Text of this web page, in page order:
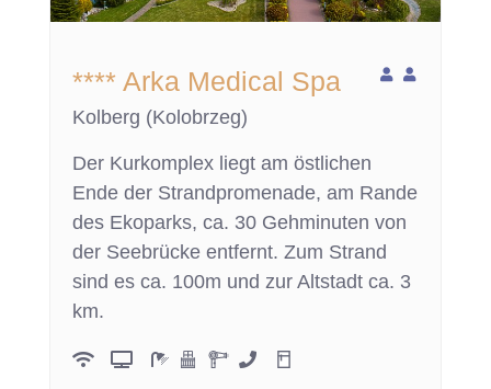
**** Arka Medical Spa
Kolberg (Kolobrzeg)
Der Kurkomplex liegt am östlichen
Ende der Strandpromenade, am Rande
des Ekoparks, ca. 30 Gehminuten von
der Seebrücke entfernt. Zum Strand
sind es ca. 100m und zur Altstadt ca. 3
km.